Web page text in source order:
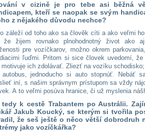
v cizině je pro tebe asi běžná
kteří se naopak se svým
z nějakého důvodu nechce?
záleží od toho ako sa člověk cíti a ako veľmi
že žijem rovnako plnohodnotný život ako
pre vozíčkarov, možno okrem
ľuďmi. Pritom si sice človek uvedomí,
motivuje ich zdolávať. Zliezť na vozíku
autobus, jednoducho si auto stopnúť.
iní, s našim správnym prístupom sa vždy
A to veľmi posúva hranice, či už myslenia
tedy k cestě Trabantem po Austrálii.
Jakub Koucký, se kterým si tvořila
že seš ještě o něco větší dobrodruh
jako vozíčkářka?